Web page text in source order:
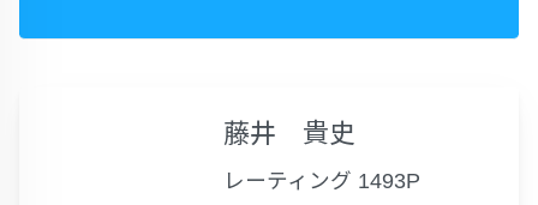
藤井 貴史
レーティング 1493P